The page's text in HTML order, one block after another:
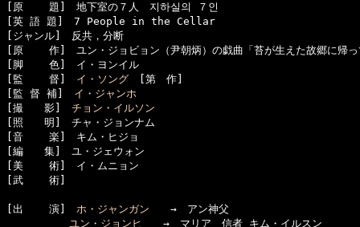
[原    題]　地下室の７人　지하실의 ７인
[英 語 題]　7 People in the Cellar
[ジャンル]　反共，分断
[原    作]　ユン・ジョビョン（尹朝炳）の戯曲「苔が生えた故郷に帰っ
[脚    色]　イ・ヨンイル
[監    督] イ・ソング [第　作]
[監 督 補] イ・ジャンホ
[撮　　影] チョン・イルソン
[照　　明]　チャ・ジョンナム
[音    楽]　キム・ヒジョ
[編　　集]　ユ・ジェウォン
[美    術]　イ・ムニョン
[武    術]
[出    演] ホ・ジャンガン →　アン神父
ユン・ジョンヒ
→　マリア　信者 キム・イルスン